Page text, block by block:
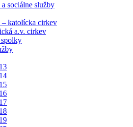
sociálne služby
– katolícka cirkev
a.v. cirkev